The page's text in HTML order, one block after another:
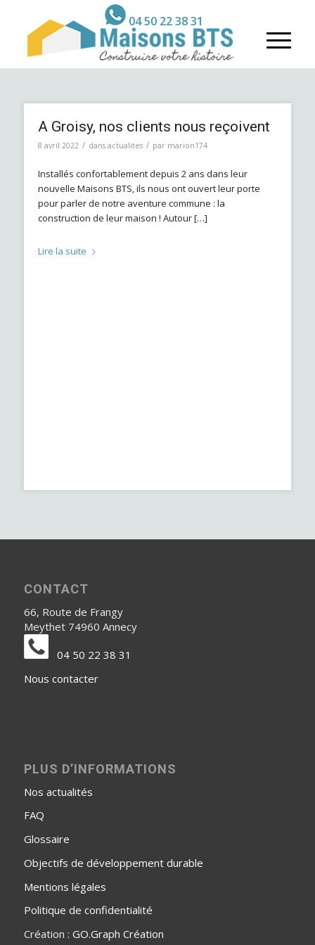
04 50 22 38 31
A Groisy, nos clients nous reçoivent
8 avril 2022 / dans actualites / par marion174
Installés confortablement depuis 2 ans dans leur
nouvelle Maisons BTS, ils nous ont ouvert leur porte
pour parler de notre aventure commune : la
construction de leur maison ! Autour […]
Lire la suite
CONTACT
66, Route de Frangy
Meythet 74960 Annecy
04 50 22 38 31
Nous contacter
PLUS D’INFORMATIONS
Nos actualités
FAQ
Glossaire
Objectifs de développement durable
Mentions légales
Politique de confidentialité
Création : GO.Graph Création